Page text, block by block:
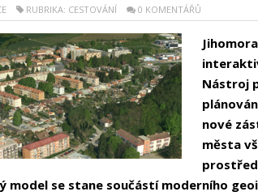
RUBRIKA: CESTOVÁNÍ 0 KOMENTÁŘŮ
Nástroj
nové
města
model se stane součástí moderního